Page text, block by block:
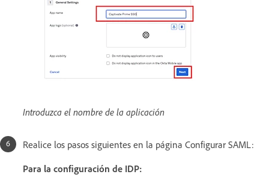
Introduzca el nombre de la aplicación
Realice los pasos siguientes en la página Configurar SAML:
Para la configuración de IDP: